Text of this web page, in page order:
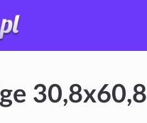
30,8x60,8